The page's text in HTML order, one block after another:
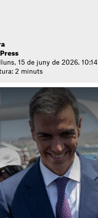
15 de juny de 2026. 10:14
2 minuts